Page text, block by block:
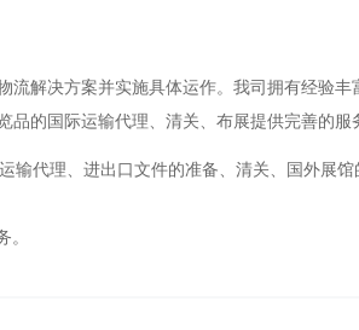
解决方案并实施具体运作。我司拥有经验
的国际运输代理、清关、布展提供完善的服
代理、进出口文件的准备、清关、国外展馆